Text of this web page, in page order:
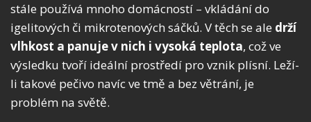
stále používá mnoho domácností – vkládání do
igelitových či mikrotenových sáčků. V těch se ale drží
vlhkost a panuje v nich i vysoká teplota, což ve
výsledku tvoří ideální prostředí pro vznik plísní. Leží-
li takové pečivo navíc ve tmě a bez větrání, je
problém na světě.